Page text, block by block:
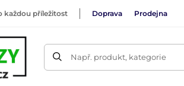
každou příležitost Doprava Prodejna
Např. produkt, kategorie